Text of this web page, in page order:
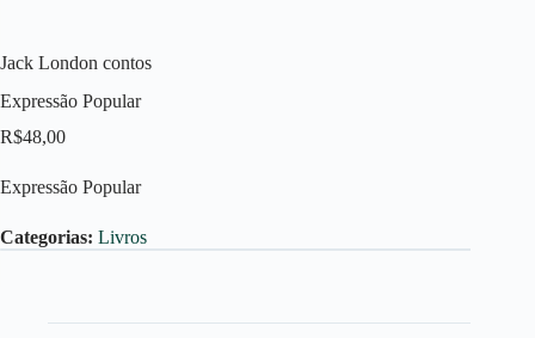
Jack London contos
Expressão Popular
R$48,00
Expressão Popular
Categorias: Livros